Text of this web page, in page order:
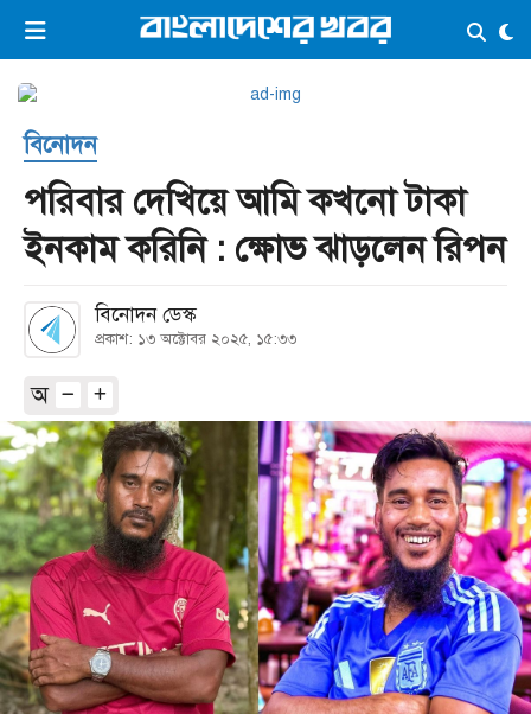
ভিডিও ই-পেপার লগইন ×
প্রচ্ছদ
সর্বশেষ
সব বিভাগ
আর্কাইভ
কনভার্টার
বিনোদন
পরিবার দেখিয়ে আমি কখনো টাকা
ইনকাম করিনি : ক্ষোভ ঝাড়লেন রিপন
বিনোদন ডেস্ক
প্রকাশ: ১৩ অক্টোবর ২০২৫, ১৫:৩৩
অ